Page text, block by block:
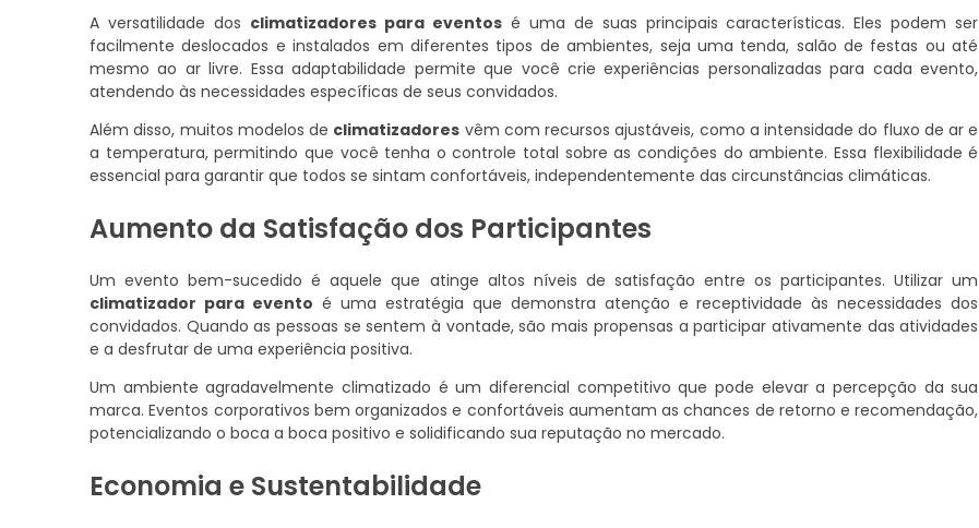
A versatilidade dos climatizadores para eventosé uma de suas principais características. Eles podem ser
facilmente deslocados e instalados em diferentes tipos de ambientes, seja uma tenda, salão de festas ou até
mesmo ao ar livre. Essa adaptabilidade permite que você crie experiências personalizadas para cada evento,
atendendo às necessidades específicas de seus convidados.
Além disso, muitos modelos de climatizadores vêm com recursos ajustáveis, como a intensidade do fluxo de ar e
a temperatura, permitindo que você tenha o controle total sobre as condições do ambiente. Essa flexibilidade é
essencial para garantir que todos se sintam confortáveis, independentemente das circunstâncias climáticas.
Aumento da Satisfação dos Participantes
Um evento bem-sucedido é aquele que atinge altos níveis de satisfação entre os participantes. Utilizar um
climatizador para evento é uma estratégia que demonstra atenção e receptividade às necessidades dos
convidados. Quando as pessoas se sentem à vontade, são mais propensas a participar ativamente das atividades
e a desfrutar de uma experiência positiva.
Um ambiente agradavelmente climatizado é um diferencial competitivo que pode elevar a percepção da sua
marca. Eventos corporativos bem organizados e confortáveis aumentam as chances de retorno e recomendação,
potencializando o boca a boca positivo e solidificando sua reputação no mercado.
Economia e Sustentabilidade